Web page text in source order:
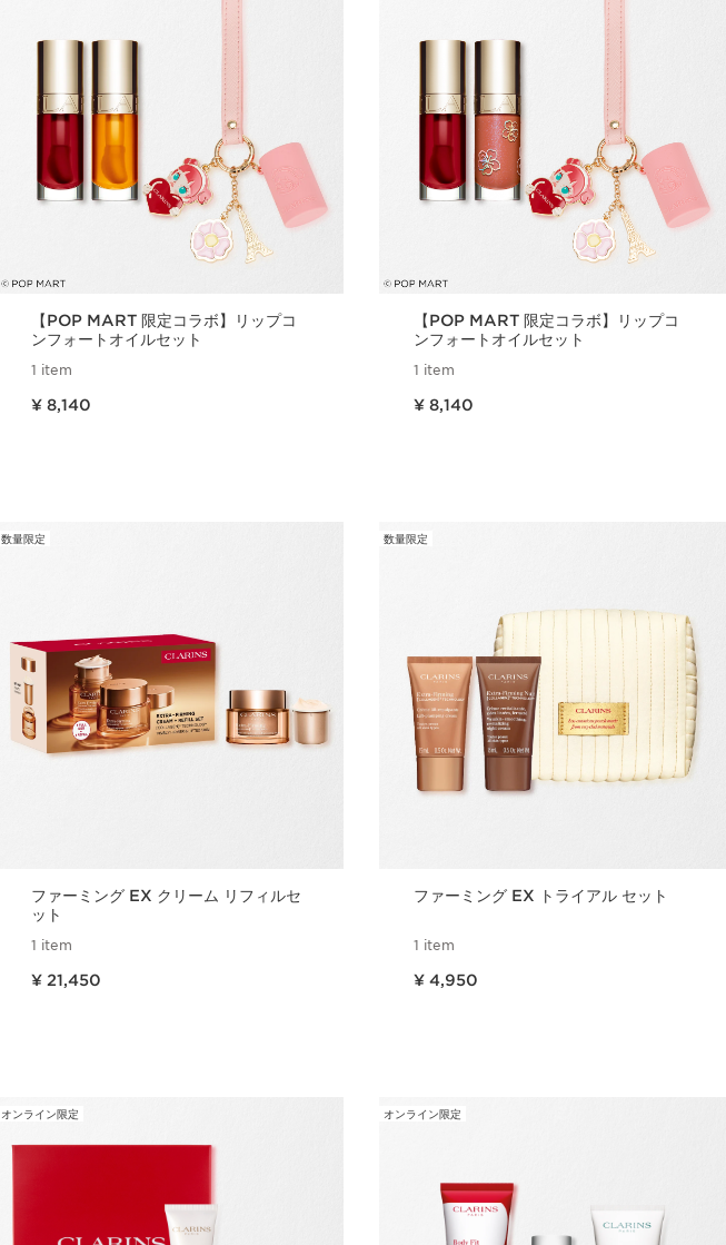
【POP MART 限定コラボ】リップコ
ンフォートオイルセット
1 item
¥ 8,140
【POP MART 限定コラボ】リップコ
ンフォートオイルセット
1 item
¥ 8,140
数量限定
ファーミング EX クリーム リフィルセ
ット
1 item
¥ 21,450
数量限定
ファーミング EX トライアル セット
1 item
¥ 4,950
オンライン限定 オンライン限定